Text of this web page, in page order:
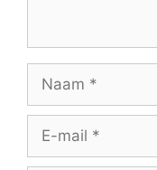
mail